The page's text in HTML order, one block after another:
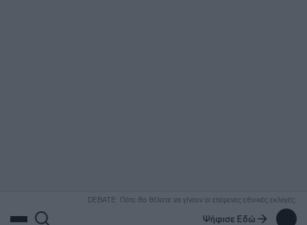
DEBATE: Πότε θα θέλατε να γίνουν οι επόμενες εθνικές εκλογές;
Ψήφισε Εδώ